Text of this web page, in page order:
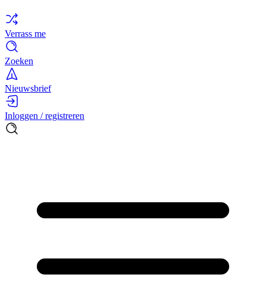
Verrass me
Zoeken
Nieuwsbrief
Inloggen / registreren